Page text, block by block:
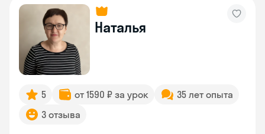
Наталья
5 от 1590 ₽ за урок
35 лет опыта
3 отзыва